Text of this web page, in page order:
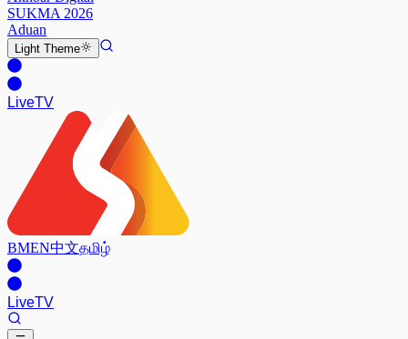
SUKMA 2026
Aduan
Light Theme
LiveTV
BMEN中文தமிழ்
LiveTV